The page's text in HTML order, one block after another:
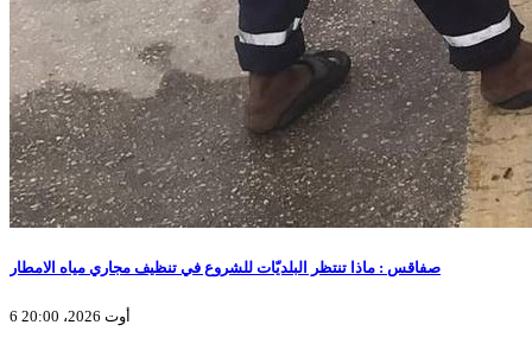
صفاقس : ماذا تنتظر البلديّات للشروع في تنظيف مجاري مياه الامطار
6 أوت 2026، 20:00